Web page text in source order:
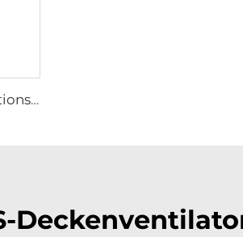
Fabriklieferant 72-Zoll Wirbelzirkulationsventilatoren Energieeinsparndes Belüftungssystem für Rinderställe Dachlüftungen